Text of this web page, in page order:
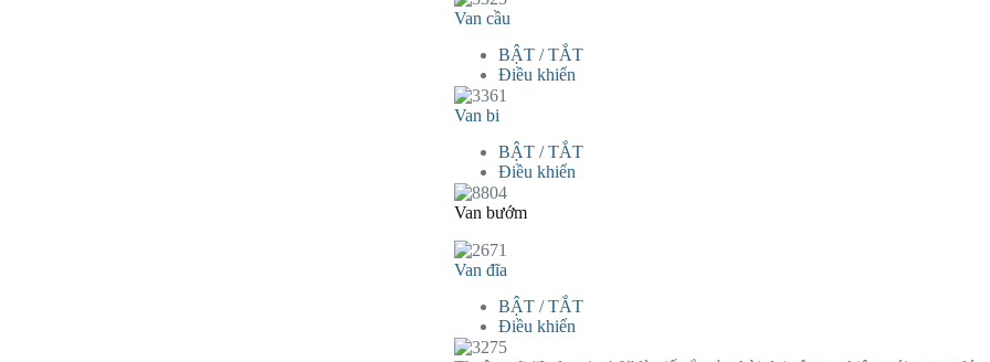
Van cầu
BẬT / TẮT
Điều khiển
Van bi
BẬT / TẮT
Điều khiển
Van bướm
Van đĩa
BẬT / TẮT
Điều khiển